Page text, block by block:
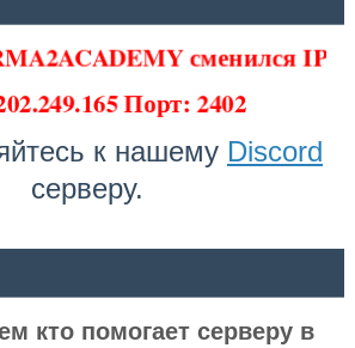
сменился IP
Порт: 2402
к нашему Discord
серверу.
кто помогает серверу в